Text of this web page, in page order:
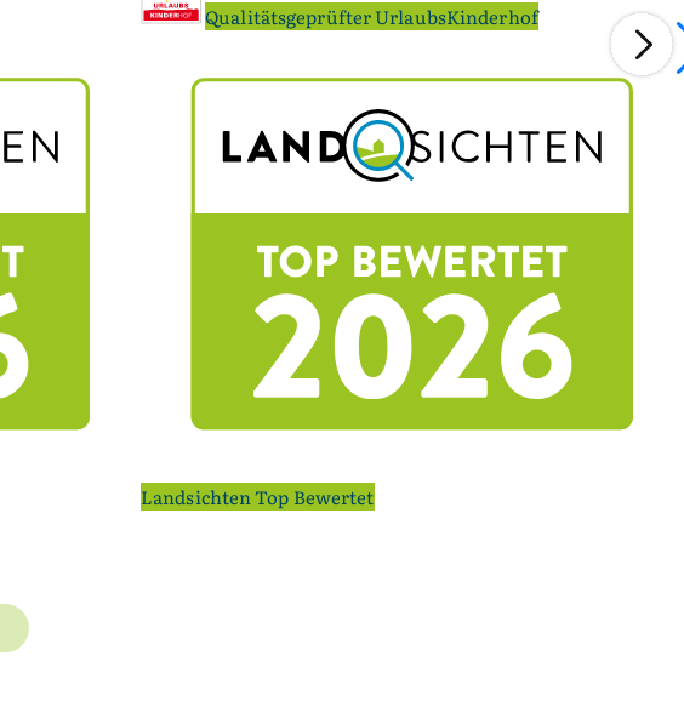
Qualitätsgeprüfter UrlaubsKinderhof
Landsichten Top Bewertet